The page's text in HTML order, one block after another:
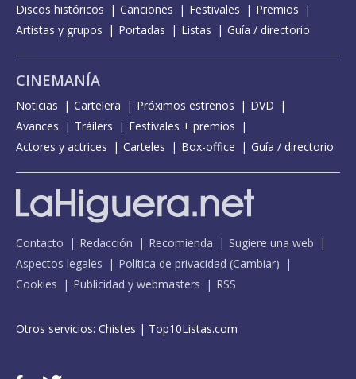
Discos históricos
Canciones Festivales
Premios
Artistas y grupos
Portadas Listas Guía / directorio
CINEMANÍA
Noticias Cartelera Próximos estrenos
DVD
Avances
Tráilers
Festivales + premios
Actores y actrices
Carteles Box-office Guía / directorio
Contacto Redacción Recomienda
Sugiere una web
Aspectos legales
Política de privacidad (Cambiar)
Cookies
Publicidad y webmasters RSS
Otros servicios: Chistes | Top10Listas.com